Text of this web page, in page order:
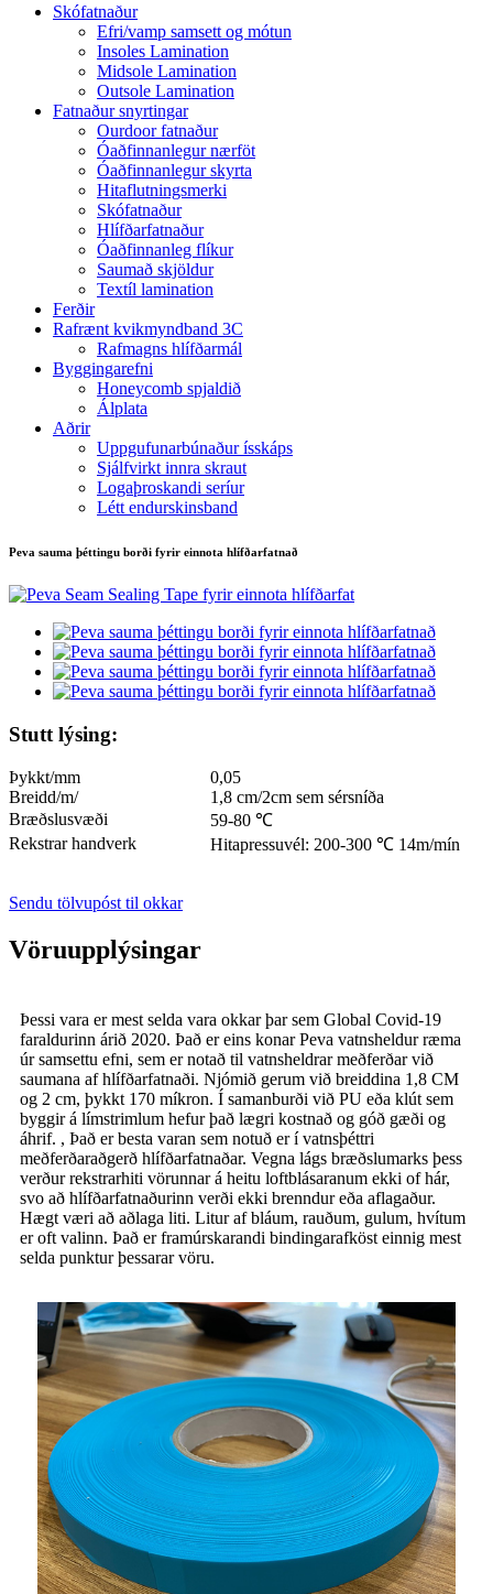
Skófatnaður
Efri/vamp samsett og mótun
Insoles Lamination
Midsole Lamination
Outsole Lamination
Fatnaður snyrtingar
Ourdoor fatnaður
Óaðfinnanlegur nærföt
Óaðfinnanlegur skyrta
Hitaflutningsmerki
Skófatnaður
Hlífðarfatnaður
Óaðfinnanleg flíkur
Saumað skjöldur
Textíl lamination
Ferðir
Rafrænt kvikmyndband 3C
Rafmagns hlífðarmál
Byggingarefni
Honeycomb spjaldið
Álplata
Aðrir
Uppgufunarbúnaður ísskáps
Sjálfvirkt innra skraut
Logaþroskandi seríur
Létt endurskinsband
Peva sauma þéttingu borði fyrir einnota hlífðarfatnað
Stutt lýsing:
Þykkt/mm
0,05
Breidd/m/
1,8 cm/2cm sem sérsníða
Bræðslusvæði
59-80 ℃
Rekstrar handverk
Hitapressuvél: 200-300 ℃ 14m/mín
Sendu tölvupóst til okkar
Vöruupplýsingar
Þessi vara er mest selda vara okkar þar sem Global Covid-19
faraldurinn árið 2020. Það er eins konar Peva vatnsheldur ræma
úr samsettu efni, sem er notað til vatnsheldrar meðferðar við
saumana af hlífðarfatnaði. Njómið gerum við breiddina 1,8 CM
og 2 cm, þykkt 170 míkron. Í samanburði við PU eða klút sem
byggir á límstrimlum hefur það lægri kostnað og góð gæði og
áhrif. , Það er besta varan sem notuð er í vatnsþéttri
meðferðaraðgerð hlífðarfatnaðar. Vegna lágs bræðslumarks þess
verður rekstrarhiti vörunnar á heitu loftblásaranum ekki of hár,
svo að hlífðarfatnaðurinn verði ekki brenndur eða aflagaður.
Hægt væri að aðlaga liti. Litur af bláum, rauðum, gulum, hvítum
er oft valinn. Það er framúrskarandi bindingarafköst einnig mest
selda punktur þessarar vöru.